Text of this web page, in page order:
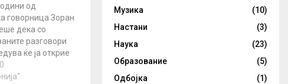
од
говорница Зоран
дека со
разговори
ќе ја открие
за петкратното
Смилковското
Музика
(10)
Настани
(3)
Наука
(23)
Образование
(5)
Одбојка
(1)